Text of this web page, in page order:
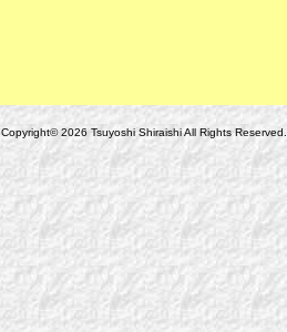
Copyright© 2026 Tsuyoshi Shiraishi All Rights Reserved.